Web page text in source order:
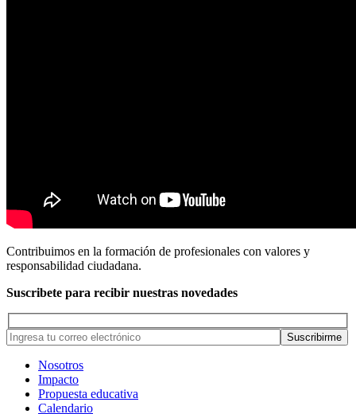
Contribuimos en la formación de profesionales con valores y
responsabilidad ciudadana.
Suscribete para recibir nuestras novedades
Nosotros
Impacto
Propuesta educativa
Calendario